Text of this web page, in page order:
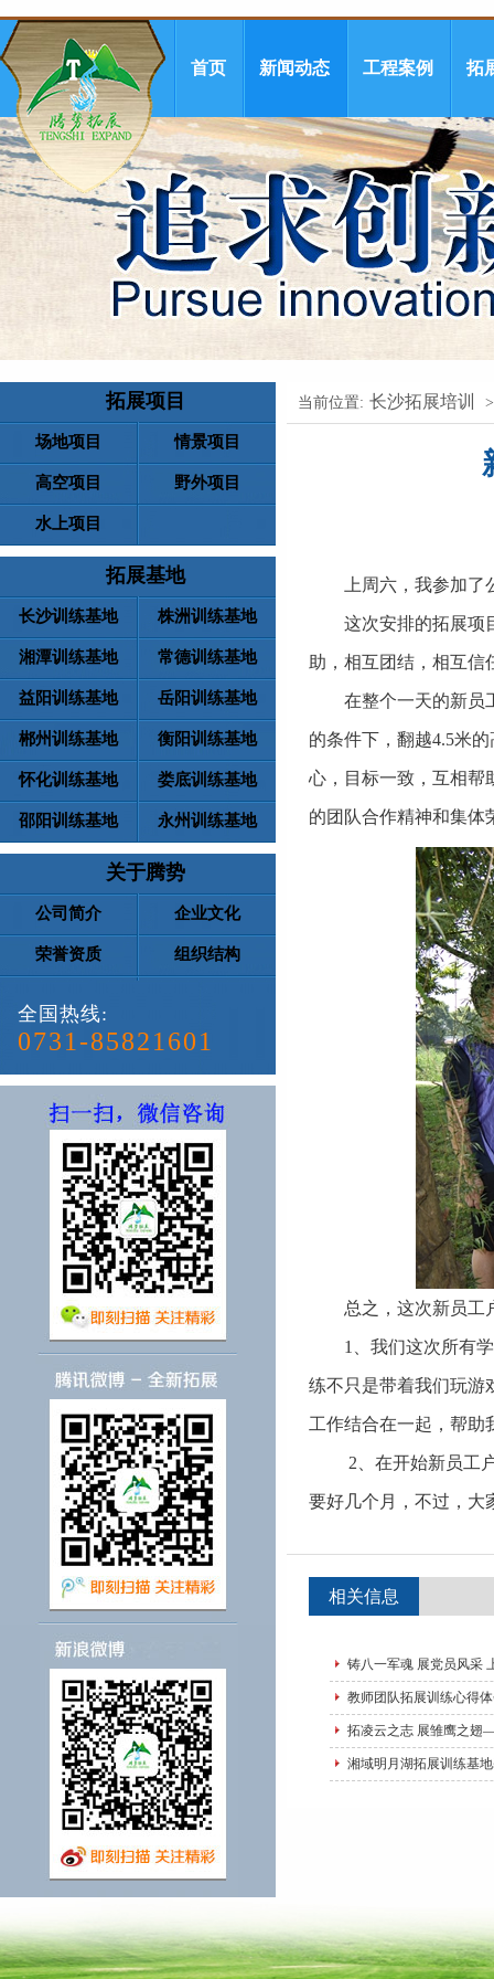
首页 新闻动态 工程案例 拓
拓展项目
场地项目 情景项目
高空项目 野外项目
水上项目
拓展基地
长沙训练基地 株洲训练基地
湘潭训练基地 常德训练基地
益阳训练基地 岳阳训练基地
郴州训练基地 衡阳训练基地
怀化训练基地 娄底训练基地
邵阳训练基地 永州训练基地
关于腾势
公司简介 企业文化
荣誉资质 组织结构
全国热线:
0731-85821601
当前位置: 长沙拓展培训
上周六，我参加了公
这次安排的拓展项目
助，相互团结，相互信
在整个一天的新员工
的条件下，翻越4.5米
心，目标一致，互相帮
的团队合作精神和集体
总之，这次新员工户
1、我们这次所有学
练不只是带着我们玩游
工作结合在一起，帮助
2、在开始新员工户
要好几个月，不过，大
相关信息
铸八一军魂 展党员风采
教师团队拓展训练心得
拓凌云之志 展雏鹰之翅
湘域明月湖拓展训练基